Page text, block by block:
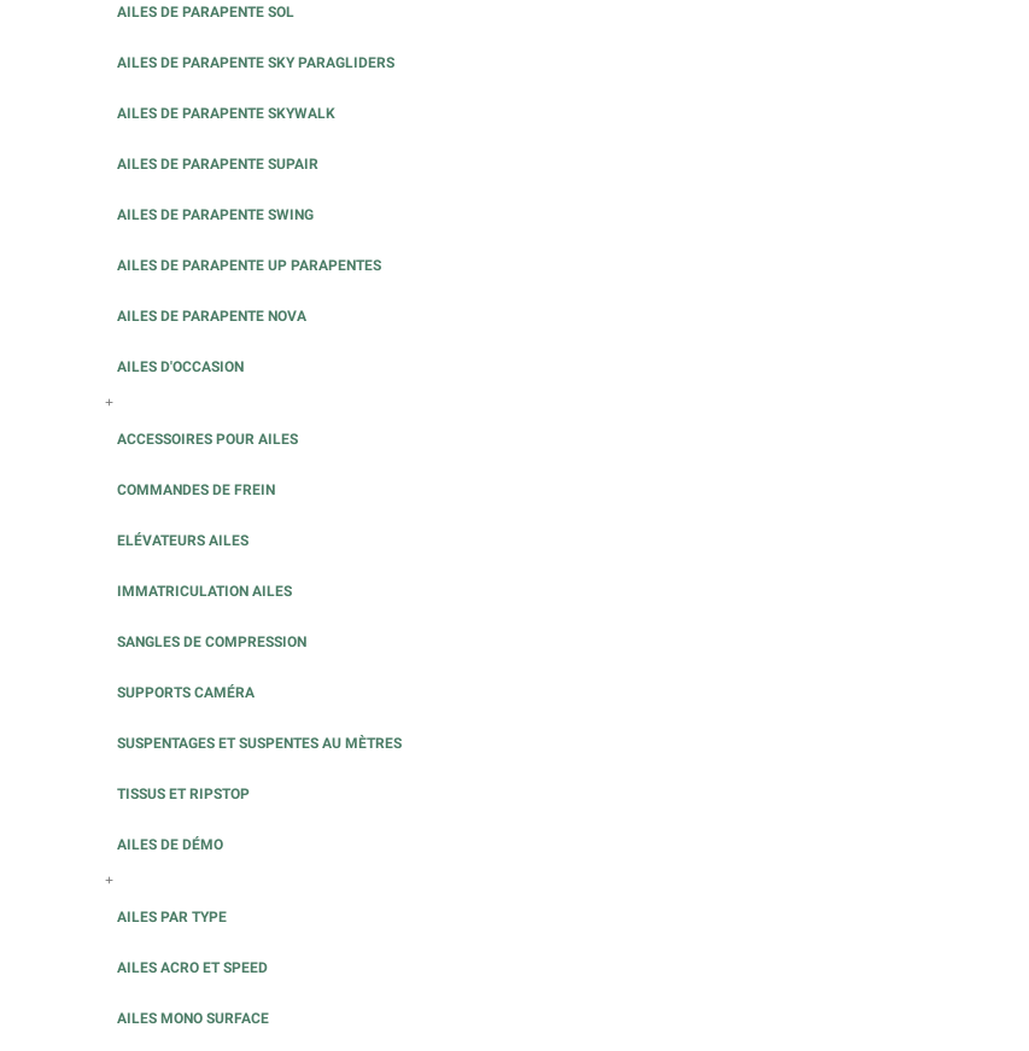
AILES DE PARAPENTE SOL
AILES DE PARAPENTE SKY PARAGLIDERS
AILES DE PARAPENTE SKYWALK
AILES DE PARAPENTE SUPAIR
AILES DE PARAPENTE SWING
AILES DE PARAPENTE UP PARAPENTES
AILES DE PARAPENTE NOVA
AILES D'OCCASION
+
ACCESSOIRES POUR AILES
COMMANDES DE FREIN
ELÉVATEURS AILES
IMMATRICULATION AILES
SANGLES DE COMPRESSION
SUPPORTS CAMÉRA
SUSPENTAGES ET SUSPENTES AU MÈTRES
TISSUS ET RIPSTOP
AILES DE DÉMO
+
AILES PAR TYPE
AILES ACRO ET SPEED
AILES MONO SURFACE